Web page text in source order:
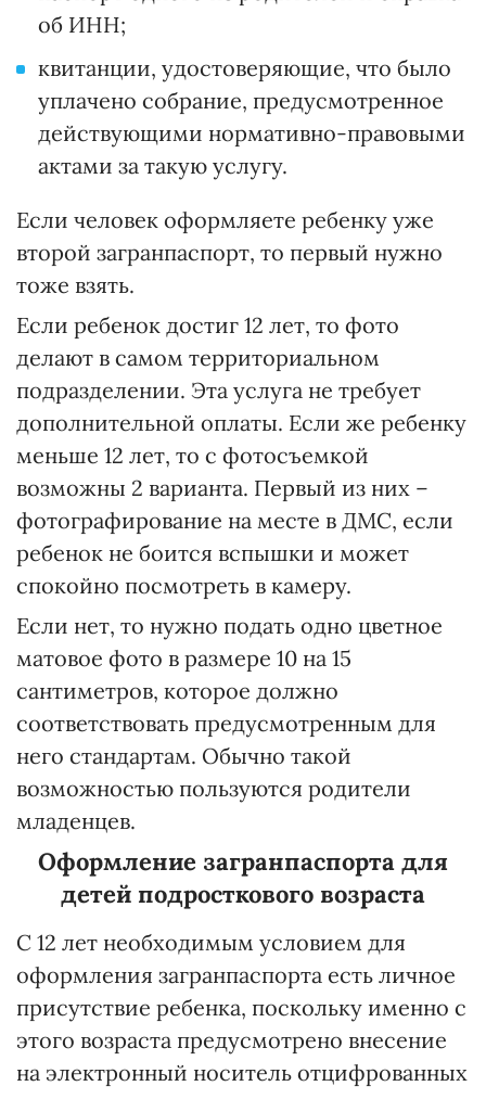
об ИНН;
квитанции, удостоверяющие, что было
уплачено собрание, предусмотренное
действующими нормативно-правовыми
актами за такую услугу.
Если человек оформляете ребенку уже
второй загранпаспорт, то первый нужно
тоже взять.
Если ребенок достиг 12 лет, то фото
делают в самом территориальном
подразделении. Эта услуга не требует
дополнительной оплаты. Если же ребенку
меньше 12 лет, то с фотосъемкой
возможны 2 варианта. Первый из них –
фотографирование на месте в ДМС, если
ребенок не боится вспышки и может
спокойно посмотреть в камеру.
Если нет, то нужно подать одно цветное
матовое фото в размере 10 на 15
сантиметров, которое должно
соответствовать предусмотренным для
него стандартам. Обычно такой
возможностью пользуются родители
младенцев.
Оформление загранпаспорта для
детей подросткового возраста
С 12 лет необходимым условием для
оформления загранпаспорта есть личное
присутствие ребенка, поскольку именно с
этого возраста предусмотрено внесение
на электронный носитель отцифрованных